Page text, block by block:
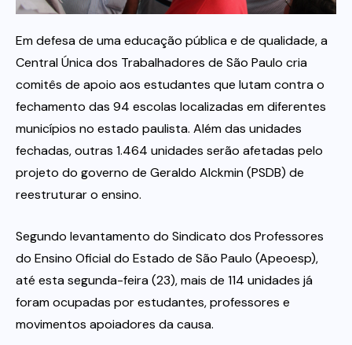
Itau
Financeiras e Cooperativas
Em defesa de uma educação pública e de qualidade, a
Central Única dos Trabalhadores de São Paulo cria
comitês de apoio aos estudantes que lutam contra o
fechamento das 94 escolas localizadas em diferentes
municípios no estado paulista. Além das unidades
fechadas, outras 1.464 unidades serão afetadas pelo
projeto do governo de Geraldo Alckmin (PSDB) de
reestruturar o ensino.
Segundo levantamento do Sindicato dos Professores
do Ensino Oficial do Estado de São Paulo (Apeoesp),
até esta segunda-feira (23), mais de 114 unidades já
foram ocupadas por estudantes, professores e
movimentos apoiadores da causa.